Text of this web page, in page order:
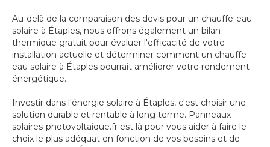
Au-delà de la comparaison des devis pour un chauffe-eau
solaire à Étaples, nous offrons également un bilan
thermique gratuit pour évaluer l'efficacité de votre
installation actuelle et déterminer comment un chauffe-
eau solaire à Étaples pourrait améliorer votre rendement
énergétique.
Investir dans l'énergie solaire à Étaples, c'est choisir une
solution durable et rentable à long terme. Panneaux-
solaires-photovoltaique.fr est là pour vous aider à faire le
choix le plus adéquat en fonction de vos besoins et de